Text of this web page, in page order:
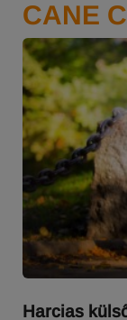
CANE
Harcias